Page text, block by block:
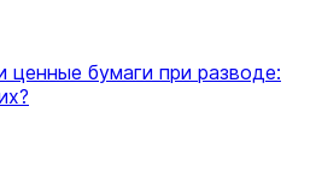
ценные бумаги при разводе: